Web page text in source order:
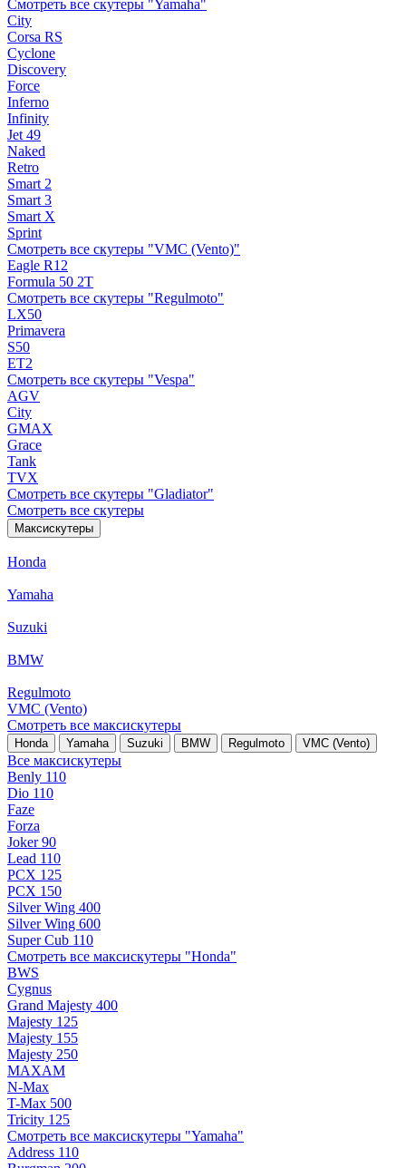
Смотреть все скутеры "Yamaha"
City
Corsa RS
Cyclone
Discovery
Force
Inferno
Infinity
Jet 49
Naked
Retro
Smart 2
Smart 3
Smart X
Sprint
Смотреть все скутеры "VMC (Vento)"
Eagle R12
Formula 50 2Т
Смотреть все скутеры "Regulmoto"
LX50
Primavera
S50
ET2
Смотреть все скутеры "Vespa"
AGV
City
GMAX
Grace
Tank
TVX
Смотреть все скутеры "Gladiator"
Смотреть все скутеры
Максискутеры
Honda
Yamaha
Suzuki
BMW
Regulmoto
VMC (Vento)
Смотреть все максискутеры
Honda Yamaha Suzuki BMW Regulmoto VMC (Vento)
Все максискутеры
Benly 110
Dio 110
Faze
Forza
Joker 90
Lead 110
PCX 125
PCX 150
Silver Wing 400
Silver Wing 600
Super Cub 110
Смотреть все максискутеры "Honda"
BWS
Cygnus
Grand Majesty 400
Majesty 125
Majesty 155
Majesty 250
MAXAM
N-Max
T-Max 500
Tricity 125
Смотреть все максискутеры "Yamaha"
Address 110